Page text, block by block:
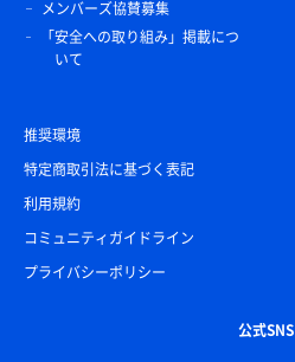
メンバーズ協賛募集
「安全への取り組み」掲載につ
いて
推奨環境
特定商取引法に基づく表記
利用規約
コミュニティガイドライン
プライバシーポリシー
公式SNS